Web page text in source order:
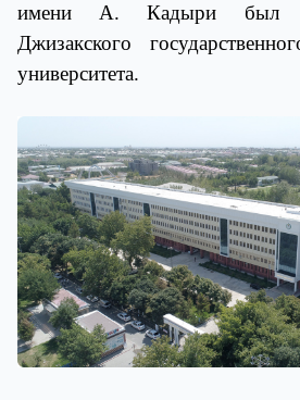
имени А. Кадыри был
Джизакского
университета.